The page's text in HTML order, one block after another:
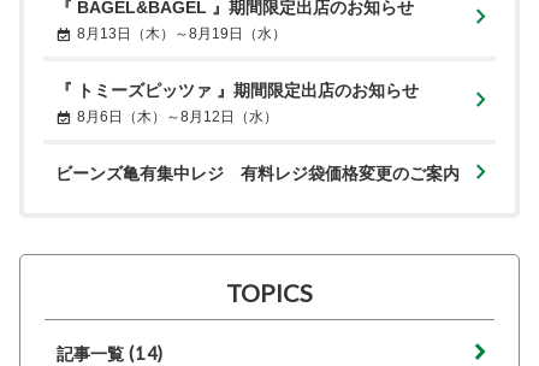
『 BAGEL&BAGEL 』期間限定出店のお知らせ
8月13日（木）～8月19日（水）
『 トミーズピッツァ 』期間限定出店のお知らせ
8月6日（木）～8月12日（水）
ビーンズ亀有集中レジ 有料レジ袋価格変更のご案内
TOPICS
記事一覧 (14)